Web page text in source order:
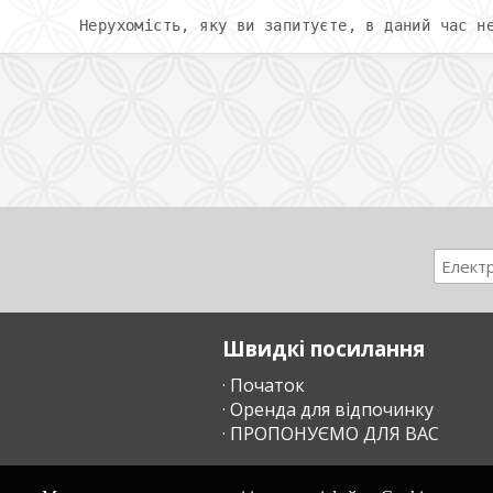
Нерухомість, яку ви запитуєте, в даний час
Швидкі посилання
· Початок
· Оренда для відпочинку
· ПРОПОНУЄМО ДЛЯ ВАС